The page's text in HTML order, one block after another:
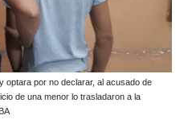
optara por no declarar, al acusado de
de una menor lo trasladaron a la